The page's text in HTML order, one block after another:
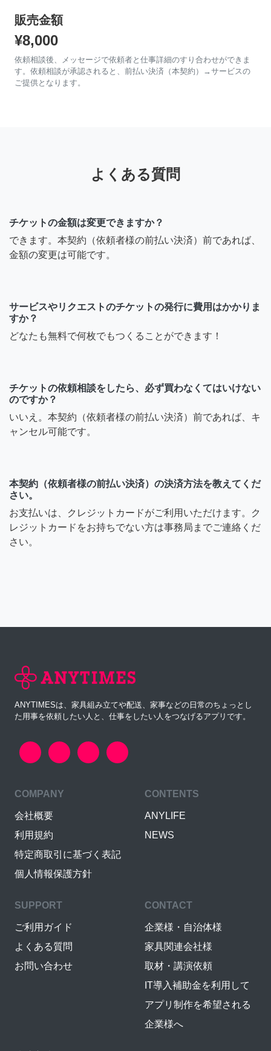
販売金額
¥8,000
依頼相談後、メッセージで依頼者と仕事詳細のすり合わせができま
す。依頼相談が承認されると、前払い決済（本契約）→サービスの
ご提供となります。
よくある質問
チケットの金額は変更できますか？
できます。本契約（依頼者様の前払い決済）前であれば、
金額の変更は可能です。
サービスやリクエストのチケットの発行に費用はかかりま
すか？
どなたも無料で何枚でもつくることができます！
チケットの依頼相談をしたら、必ず買わなくてはいけない
のですか？
いいえ。本契約（依頼者様の前払い決済）前であれば、キ
ャンセル可能です。
本契約（依頼者様の前払い決済）の決済方法を教えてくだ
さい。
お支払いは、クレジットカードがご利用いただけます。ク
レジットカードをお持ちでない方は事務局までご連絡くだ
さい。
ANYTIMESは、家具組み立てや配送、家事などの日常のちょっとし
た用事を依頼したい人と、仕事をしたい人をつなげるアプリです。
COMPANY
会社概要
利用規約
特定商取引に基づく表記
個人情報保護方針
CONTENTS
ANYLIFE
NEWS
SUPPORT
ご利用ガイド
よくある質問
お問い合わせ
CONTACT
企業様・自治体様
家具関連会社様
取材・講演依頼
IT導入補助金を利用して
アプリ制作を希望される
企業様へ